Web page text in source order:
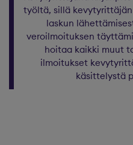
työltä, sillä
laskun
veroilmoituksen
hoitaa kaikki muut
ilmoitukset
käsittelystä